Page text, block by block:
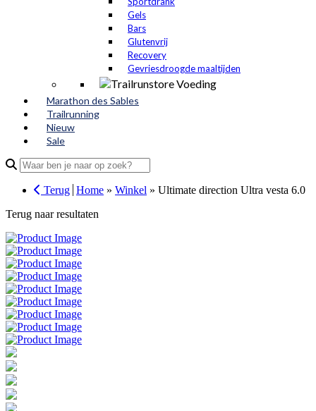
Gels
Bars
Glutenvrij
Recovery
Gevriesdroogde maaltijden
Marathon des Sables
Trailrunning
Nieuw
Sale
Search
for:
Terug Home » Winkel » Ultimate direction Ultra vesta 6.0
Terug naar resultaten